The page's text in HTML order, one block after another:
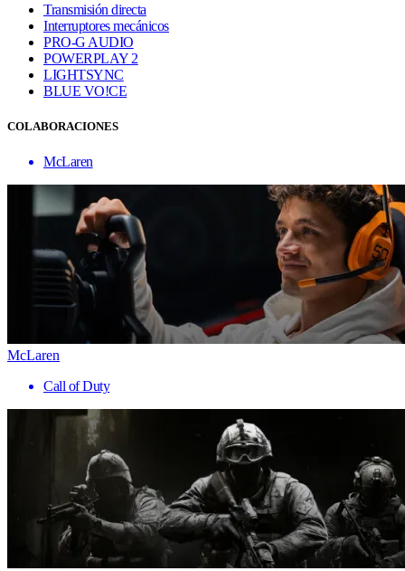
Transmisión directa
Interruptores mecánicos
PRO-G AUDIO
POWERPLAY 2
LIGHTSYNC
BLUE VO!CE
COLABORACIONES
McLaren
McLaren
Call of Duty